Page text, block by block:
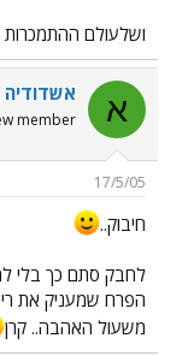
ושלעולם ההתמכרות
א אשדודיה
member
17/5/05
חיבוק..
לחבק סתם כך בלי
הפרח שמעניק את
משעול האהבה.. קרן